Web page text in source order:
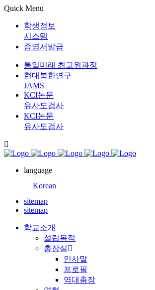
Quick Menu
학생정보
시스템
증명서발급
통일미래 최고위과정
현대북한연구
JAMS
KCI논문
유사도검사
KCI논문
유사도검사
language
Korean
sitemap
sitemap
학교소개
설립목적
총장실
인사말
프로필
역대총장